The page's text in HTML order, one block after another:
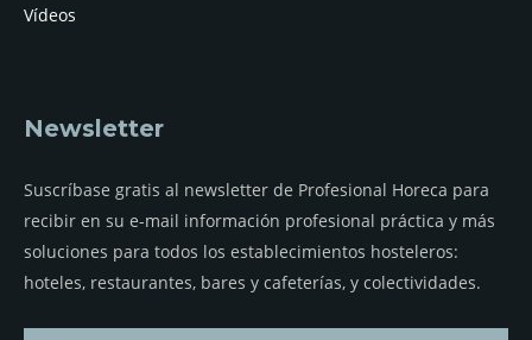
Vídeos
Newsletter
Suscríbase gratis al newsletter de Profesional Horeca para
recibir en su e-mail información profesional práctica y más
soluciones para todos los establecimientos hosteleros:
hoteles, restaurantes, bares y cafeterías, y colectividades.